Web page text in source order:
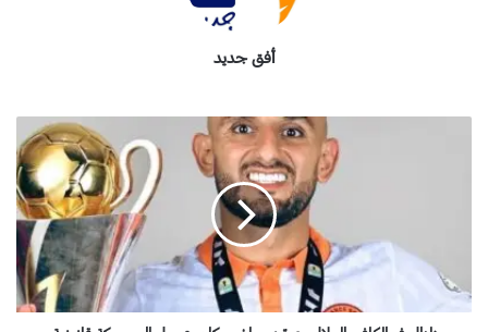
أفق جديد
ل